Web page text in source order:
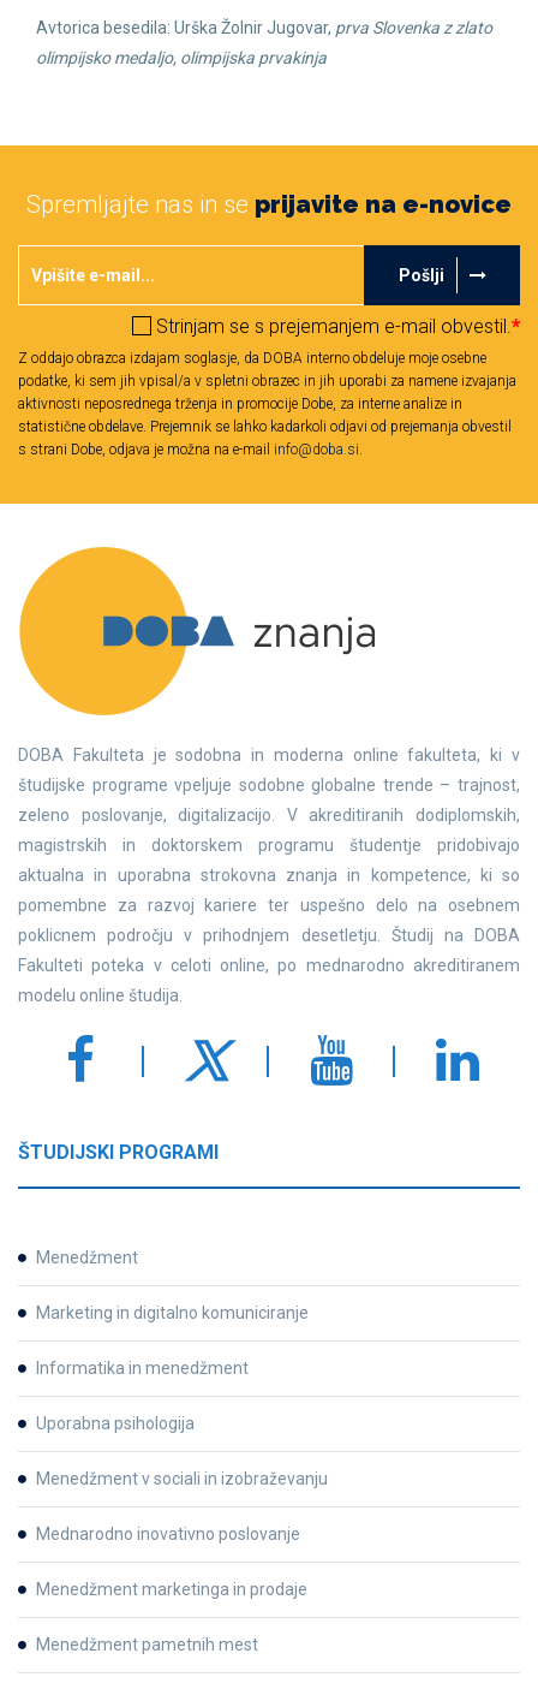
Avtorica besedila: Urška Žolnir Jugovar, prva Slovenka z zlato
olimpijsko medaljo, olimpijska prvakinja
Spremljajte nas in se prijavite na e-novice
Pošlji
Strinjam se s prejemanjem e-mail obvestil.*
Z oddajo obrazca izdajam soglasje, da DOBA interno obdeluje moje osebne
podatke, ki sem jih vpisal/a v spletni obrazec in jih uporabi za namene izvajanja
aktivnosti neposrednega trženja in promocije Dobe, za interne analize in
statistične obdelave. Prejemnik se lahko kadarkoli odjavi od prejemanja obvestil
s strani Dobe, odjava je možna na e-mail info@doba.si.
DOBA Fakulteta je sodobna in moderna online fakulteta, ki v
študijske programe vpeljuje sodobne globalne trende – trajnost,
zeleno poslovanje, digitalizacijo. V akreditiranih dodiplomskih,
magistrskih in doktorskem programu študentje pridobivajo
aktualna in uporabna strokovna znanja in kompetence, ki so
pomembne za razvoj kariere ter uspešno delo na osebnem
poklicnem področju v prihodnjem desetletju. Študij na DOBA
Fakulteti poteka v celoti online, po mednarodno akreditiranem
modelu online študija.
ŠTUDIJSKI PROGRAMI
Menedžment
Marketing in digitalno komuniciranje
Informatika in menedžment
Uporabna psihologija
Menedžment v sociali in izobraževanju
Mednarodno inovativno poslovanje
Menedžment marketinga in prodaje
Menedžment pametnih mest